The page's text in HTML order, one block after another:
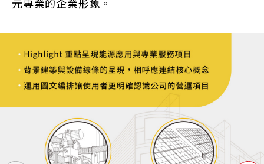
元專業的企業形象。